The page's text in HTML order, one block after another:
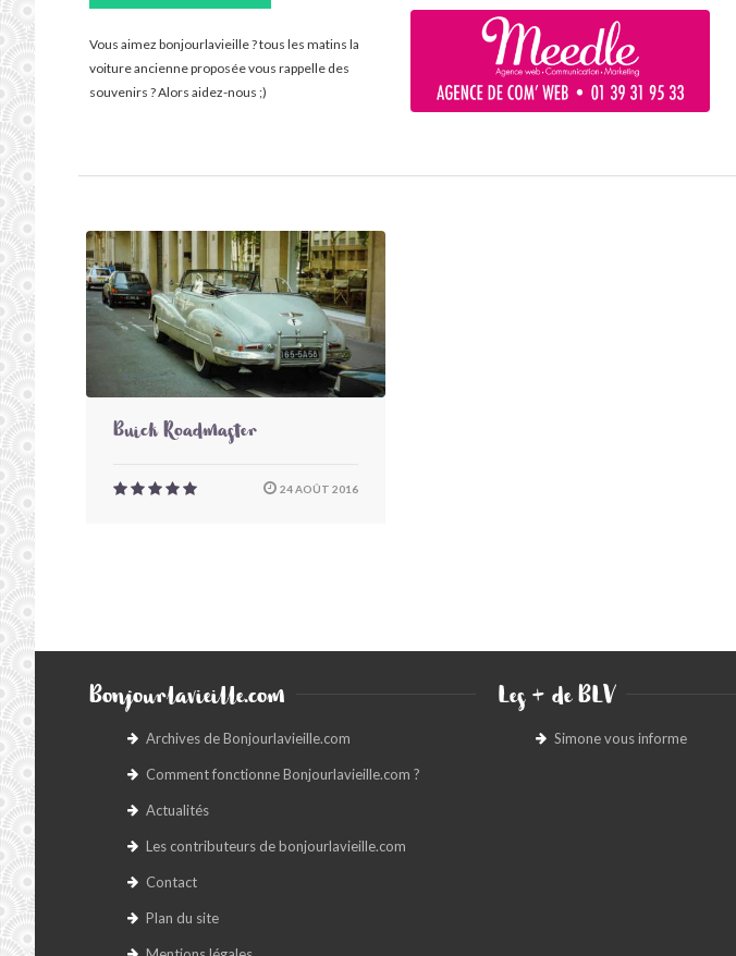
Vous aimez bonjourlavieille ? tous les matins la
voiture ancienne proposée vous rappelle des
souvenirs ? Alors aidez-nous ;)
Buick Roadmaster
24 AOÛT 2016
Bonjourlavieille.com
Archives de Bonjourlavieille.com
Comment fonctionne Bonjourlavieille.com ?
Actualités
Les contributeurs de bonjourlavieille.com
Contact
Plan du site
Les + de BLV
Simone vous informe